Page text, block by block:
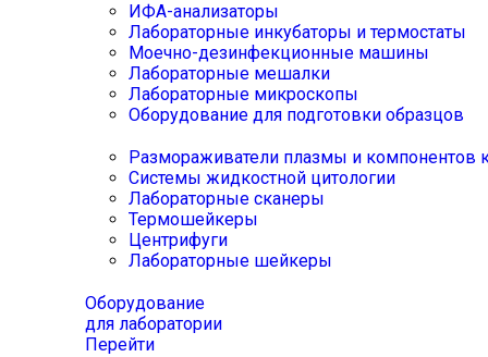
ИФА-анализаторы
Лабораторные инкубаторы и термостаты
Моечно-дезинфекционные машины
Лабораторные мешалки
Лабораторные микроскопы
Оборудование для подготовки образцов
Размораживатели плазмы и компонентов
Системы жидкостной цитологии
Лабораторные сканеры
Термошейкеры
Центрифуги
Лабораторные шейкеры
Оборудование
для лаборатории
Перейти